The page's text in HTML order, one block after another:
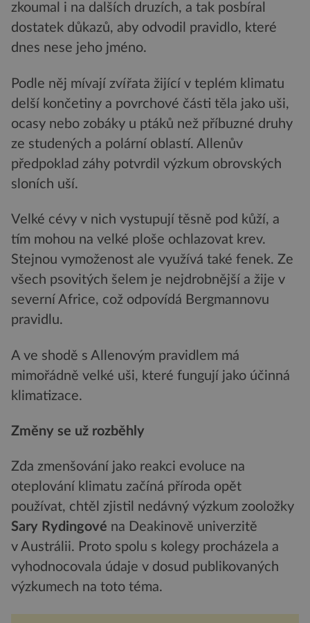
zkoumal i na dalších druzích, a tak posbíral
dostatek důkazů, aby odvodil pravidlo, které
dnes nese jeho jméno.
Podle něj mívají zvířata žijící v teplém klimatu
delší končetiny a povrchové části těla jako uši,
ocasy nebo zobáky u ptáků než příbuzné druhy
ze studených a polární oblastí. Allenův
předpoklad záhy potvrdil výzkum obrovských
sloních uší.
Velké cévy v nich vystupují těsně pod kůží, a
tím mohou na velké ploše ochlazovat krev.
Stejnou vymoženost ale využívá také fenek. Ze
všech psovitých šelem je nejdrobnější a žije v
severní Africe, což odpovídá Bergmannovu
pravidlu.
A ve shodě s Allenovým pravidlem má
mimořádně velké uši, které fungují jako účinná
klimatizace.
Změny se už rozběhly
Zda zmenšování jako reakci evoluce na
oteplování klimatu začíná příroda opět
používat, chtěl zjistil nedávný výzkum zooložky
Sary Rydingové na Deakinově univerzitě
v Austrálii. Proto spolu s kolegy procházela a
vyhodnocovala údaje v dosud publikovaných
výzkumech na toto téma.